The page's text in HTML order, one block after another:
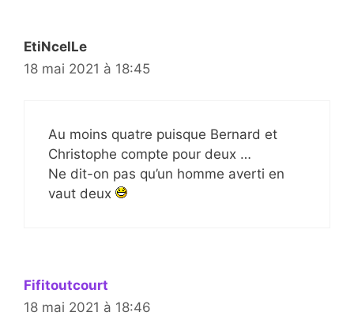
EtiNcelLe
18 mai 2021 à 18:45
Au moins quatre puisque Bernard et
Christophe compte pour deux …
Ne dit-on pas qu’un homme averti en
vaut deux
Fifitoutcourt
18 mai 2021 à 18:46